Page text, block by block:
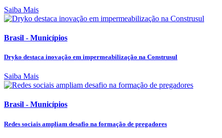
Saiba Mais
Brasil - Municípios
Dryko destaca inovação em impermeabilização na Construsul
Saiba Mais
Brasil - Municípios
Redes sociais ampliam desafio na formação de pregadores